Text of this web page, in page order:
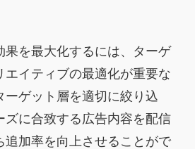
果を最大化するには、ターゲ
エイティブの最適化が重要な
ーゲット層を適切に絞り込
ズに合致する広告内容を配信
追加率を向上させることがで